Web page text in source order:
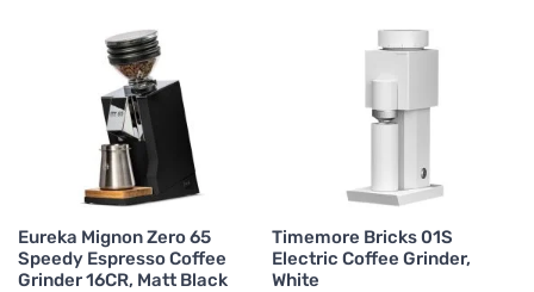
Eureka Mignon Zero 65
Speedy Espresso Coffee
Grinder 16CR, Matt Black
Timemore Bricks 01S
Electric Coffee Grinder,
White